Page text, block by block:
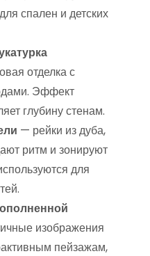
спален и детских
отделка с
Эффект
глубину стенам.
— рейки из дуба,
ритм и зонируют
для
изображения
пейзажам,